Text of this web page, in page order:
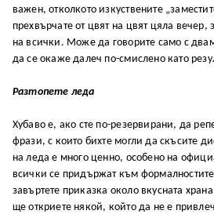
важен, отколкото изкуствените
прехвърчате от цвят на цвят цяла вечер,
на всички. Може да говорите само с
да се окаже далеч по-смислено като
Разтопете леда
Хубаво е, ако сте по-резервирани, да
фрази, с които бихте могли да скъсите
на леда е много ценно, особено на
всички се придържат към
завъртете приказка около вкусната
ще откриете някой, който да не е